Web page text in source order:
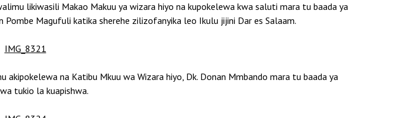
likiwasili Makao Makuu ya wizara hiyo na kupokelewa kwa saluti mara tu baada ya
Pombe Magufuli katika sherehe zilizofanyika leo Ikulu jijini Dar es Salaam.
akipokelewa na Katibu Mkuu wa Wizara hiyo, Dk. Donan Mmbando mara tu baada ya
tukio la kuapishwa.